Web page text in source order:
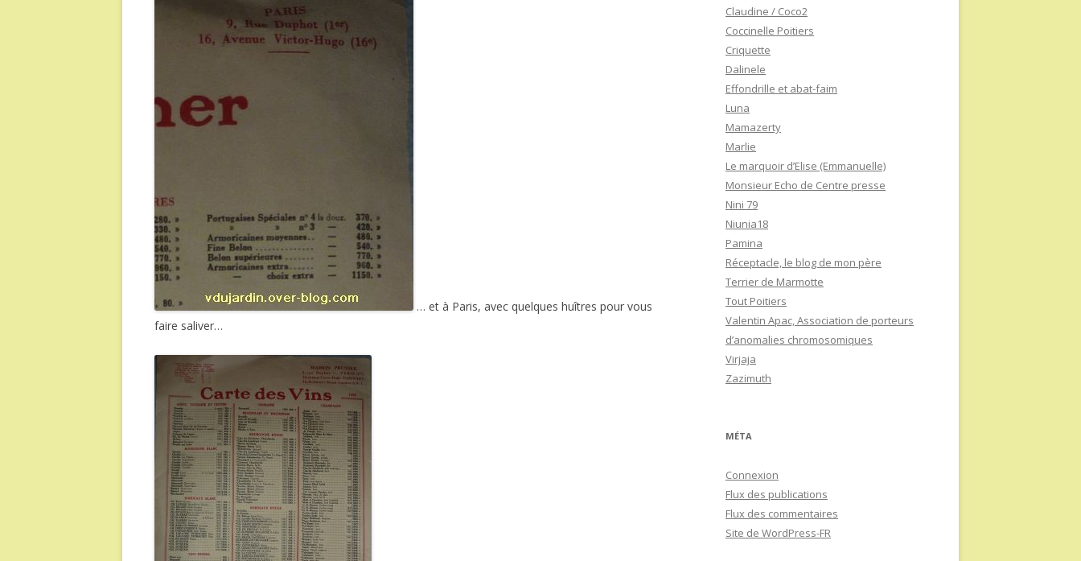
… et à Paris, avec quelques huîtres pour vous
faire saliver…
Claudine / Coco2
Coccinelle Poitiers
Criquette
Dalinele
Effondrille et abat-faim
Luna
Mamazerty
Marlie
Le marquoir d’Elise (Emmanuelle)
Monsieur Echo de Centre presse
Nini 79
Niunia18
Pamina
Réceptacle, le blog de mon père
Terrier de Marmotte
Tout Poitiers
Valentin Apac, Association de porteurs
d’anomalies chromosomiques
Virjaja
Zazimuth
MÉTA
Connexion
Flux des publications
Flux des commentaires
Site de WordPress-FR